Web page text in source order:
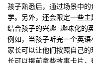
孩子熟悉后，通过场景中
学。另外，还会限定一些主
结合孩子的兴趣 趣味化的
例如，当孩子听完一个英语
家长可以让他们按照自己
长可以提前拿些故事卡片